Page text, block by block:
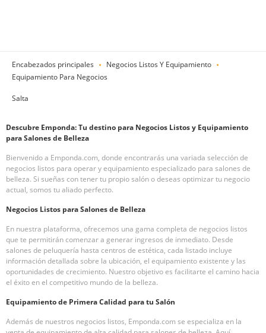
Encabezados principales
Negocios Listos Y Equipamiento
Equipamiento Para Negocios
Salta
Descubre Emponda: Tu destino para Negocios Listos y Equipamiento
para Salones de Belleza
Bienvenido a Emponda.com, donde encontrarás una variada selección de
negocios listos para operar y equipamiento especializado para salones de
belleza. Si sueñas con tener tu propio salón o deseas optimizar tu negocio
actual, somos tu aliado perfecto.
Negocios Listos para Salones de Belleza
En nuestra plataforma, ofrecemos una gama completa de negocios listos
que te permitirán comenzar a generar ingresos de inmediato. Desde
salones de peluquería hasta centros de estética, cada listado incluye
información detallada sobre la ubicación, el equipamiento existente y las
oportunidades de crecimiento. Nuestro objetivo es facilitarte el camino hacia
el éxito en el competitivo mundo de la belleza.
Equipamiento de Primera Calidad para tu Salón
Además de nuestros negocios listos, Emponda.com se especializa en la